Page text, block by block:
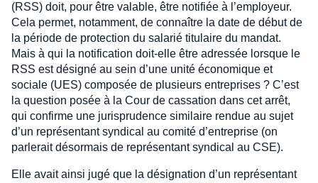
(RSS) doit, pour être valable, être notifiée à l’employeur.
Cela permet, notamment, de connaître la date de début de
la période de protection du salarié titulaire du mandat.
Mais à qui la notification doit-elle être adressée lorsque le
RSS est désigné au sein d’une unité économique et
sociale (UES) composée de plusieurs entreprises ? C’est
la question posée à la Cour de cassation dans cet arrêt,
qui confirme une jurisprudence similaire rendue au sujet
d’un représentant syndical au comité d’entreprise (on
parlerait désormais de représentant syndical au CSE).
Elle avait ainsi jugé que la désignation d’un représentant